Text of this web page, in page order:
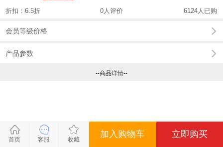
折扣：6.5折 0人评价 6124人已购
会员等级价格
产品参数
--商品详情--
关闭
关闭
关闭
关闭
首页 客服 收藏
加入购物车 立即购买